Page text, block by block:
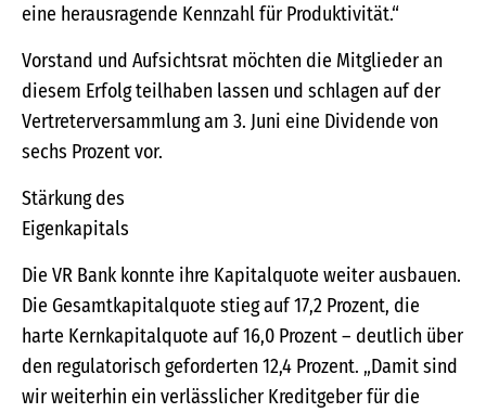
eine herausragende Kennzahl für Produktivität.“
Vorstand und Aufsichtsrat möchten die Mitglieder an
diesem Erfolg teilhaben lassen und schlagen auf der
Vertreterversammlung am 3. Juni eine Dividende von
sechs Prozent vor.
Stärkung des
Eigenkapitals
Die VR Bank konnte ihre Kapitalquote weiter ausbauen.
Die Gesamtkapitalquote stieg auf 17,2 Prozent, die
harte Kernkapitalquote auf 16,0 Prozent – deutlich über
den regulatorisch geforderten 12,4 Prozent. „Damit sind
wir weiterhin ein verlässlicher Kreditgeber für die